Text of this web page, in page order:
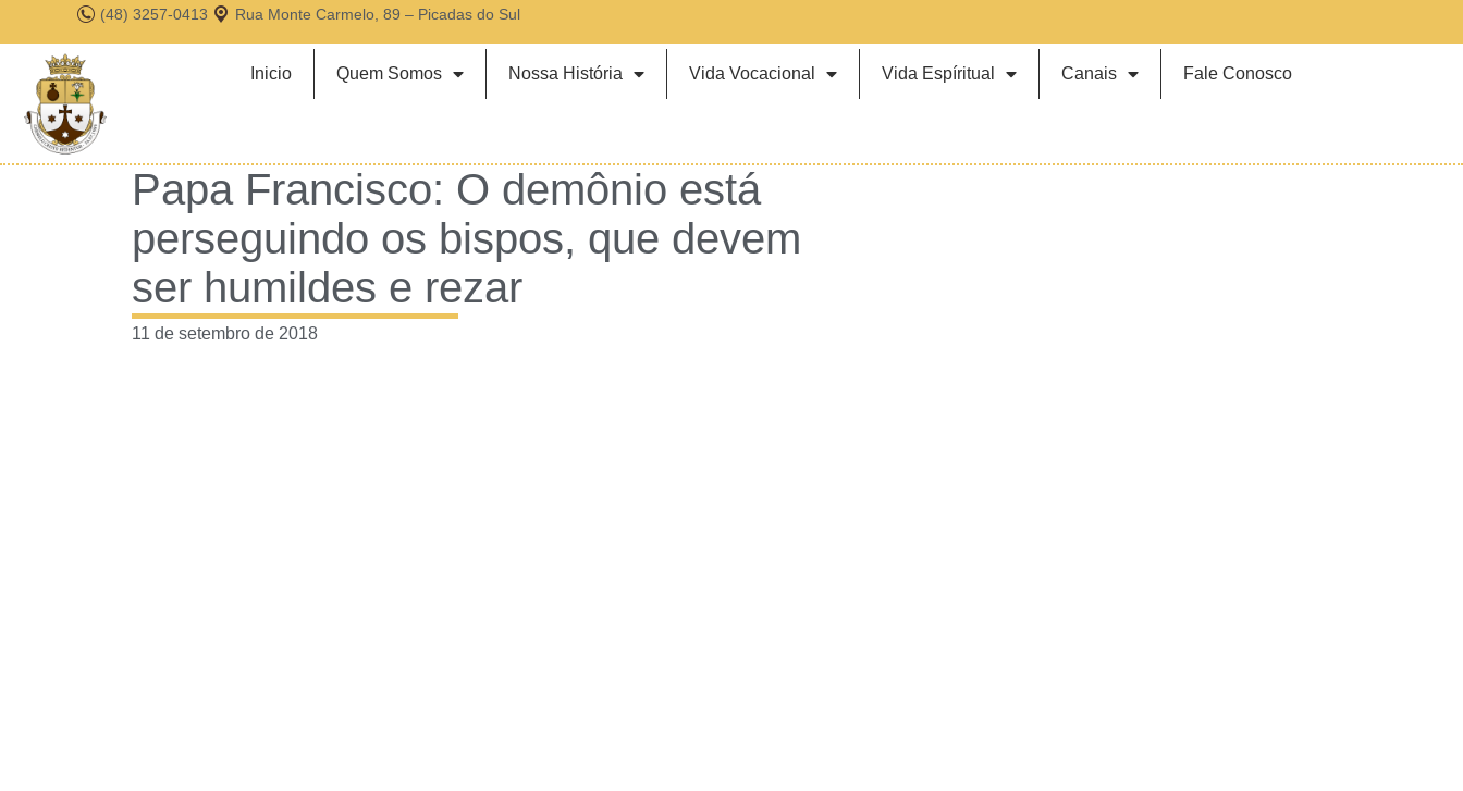
(48) 3257-0413 Rua Monte Carmelo, 89 – Picadas do Sul
Inicio Quem Somos Nossa História Vida Vocacional Vida Espíritual Canais Fale Conosco
Papa Francisco: O demônio está
perseguindo os bispos, que devem
ser humildes e rezar
11 de setembro de 2018